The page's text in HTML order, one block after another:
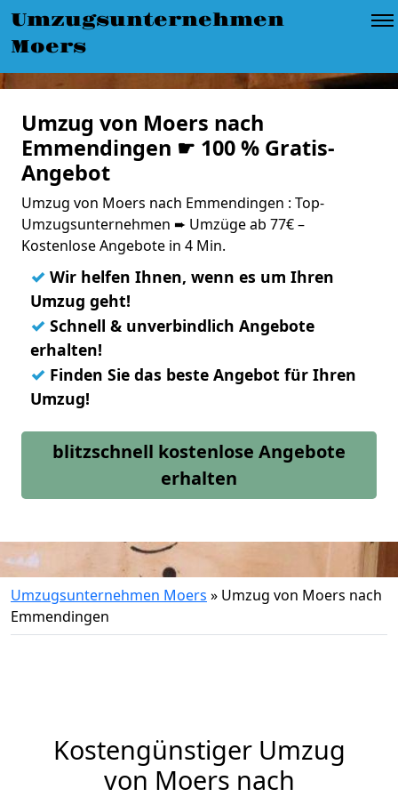
Umzugsunternehmen
Moers
Umzug von Moers nach
Emmendingen ☛ 100 % Gratis-
Angebot
Umzug von Moers nach Emmendingen : Top-
Umzugsunternehmen ➨ Umzüge ab 77€ –
Kostenlose Angebote in 4 Min.
✓ Wir helfen Ihnen, wenn es um Ihren
Umzug geht!
✓ Schnell & unverbindlich Angebote
erhalten!
✓ Finden Sie das beste Angebot für Ihren
Umzug!
blitzschnell kostenlose Angebote
erhalten
Umzugsunternehmen Moers » Umzug von Moers nach
Emmendingen
Kostengünstiger Umzug
von Moers nach